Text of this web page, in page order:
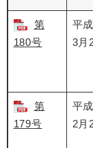
第
180号
平
3月
第
179号
平
2月